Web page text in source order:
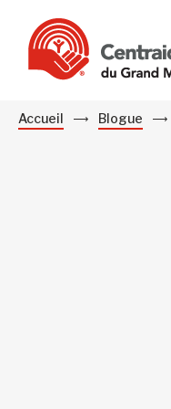
Accueil Blogue